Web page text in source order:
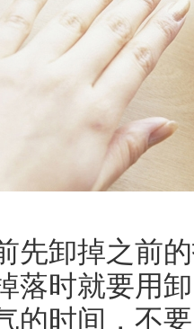
先卸掉之前
落时就要用
的时间，不